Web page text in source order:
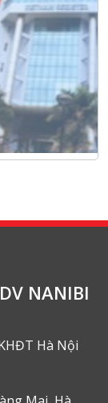
NANIBI
Hà Nội